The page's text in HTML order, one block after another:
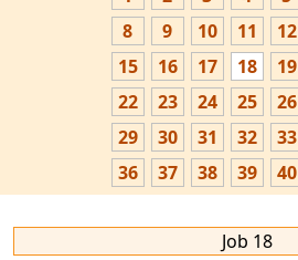
8
9 10 11 12
15
16 17 18 19
22
23 24 25 26
29
30 31 32 33
36
37 38 39 40
Job 18